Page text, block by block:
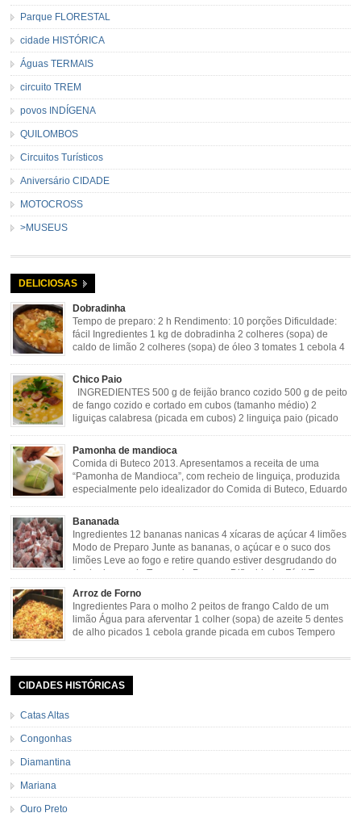
Parque FLORESTAL
cidade HISTÓRICA
Águas TERMAIS
circuito TREM
povos INDÍGENA
QUILOMBOS
Circuitos Turísticos
Aniversário CIDADE
MOTOCROSS
>MUSEUS
DELICIOSAS
Dobradinha
Tempo de preparo: 2 h Rendimento: 10 porções Dificuldade:
fácil Ingredientes 1 kg de dobradinha 2 colheres (sopa) de
caldo de limão 2 colheres (sopa) de óleo 3 tomates 1 cebola 4
gosto Modo de Preparo: Lavar muito bem a dobradinha com limão. Deixar de
molho […]
Chico Paio
INGREDIENTES 500 g de feijão branco cozido 500 g de peito
de fango cozido e cortado em cubos (tamanho médio) 2
liguiças calabresa (picada em cubos) 2 linguiça paio (picado
verde 2 dentes de alho amassado 3 colheres de óleo 2 […]
Pamonha de mandioca
Comida di Buteco 2013. Apresentamos a receita de uma
“Pamonha de Mandioca”, com recheio de linguiça, produzida
especialmente pelo idealizador do Comida di Buteco, Eduardo
cebola picadinha 100gr de mandioca crua ralada e espremida 1 colher café
de manteiga 35ml de leite Palha de milho verde 1 […]
Bananada
Ingredientes 12 bananas nanicas 4 xícaras de açúcar 4 limões
Modo de Preparo Junte as bananas, o açúcar e o suco dos
limões Leve ao fogo e retire quando estiver desgrudando do
fundo da panela Tempo de Preparo Dificuldade: Fácil Tempo
de Preparo: 40 minutos http://eusoumineirouaiso.com.br/culinaria-
mineira/bananada#tempo-de-preparo
Arroz de Forno
Ingredientes Para o molho 2 peitos de frango Caldo de um
limão Água para aferventar 1 colher (sopa) de azeite 5 dentes
de alho picados 1 cebola grande picada em cubos Tempero
pele e sem sementes 1 pitada de noz moscada Salsa e cebolinha Pimenta
CIDADES HISTÓRICAS
Catas Altas
Congonhas
Diamantina
Mariana
Ouro Preto